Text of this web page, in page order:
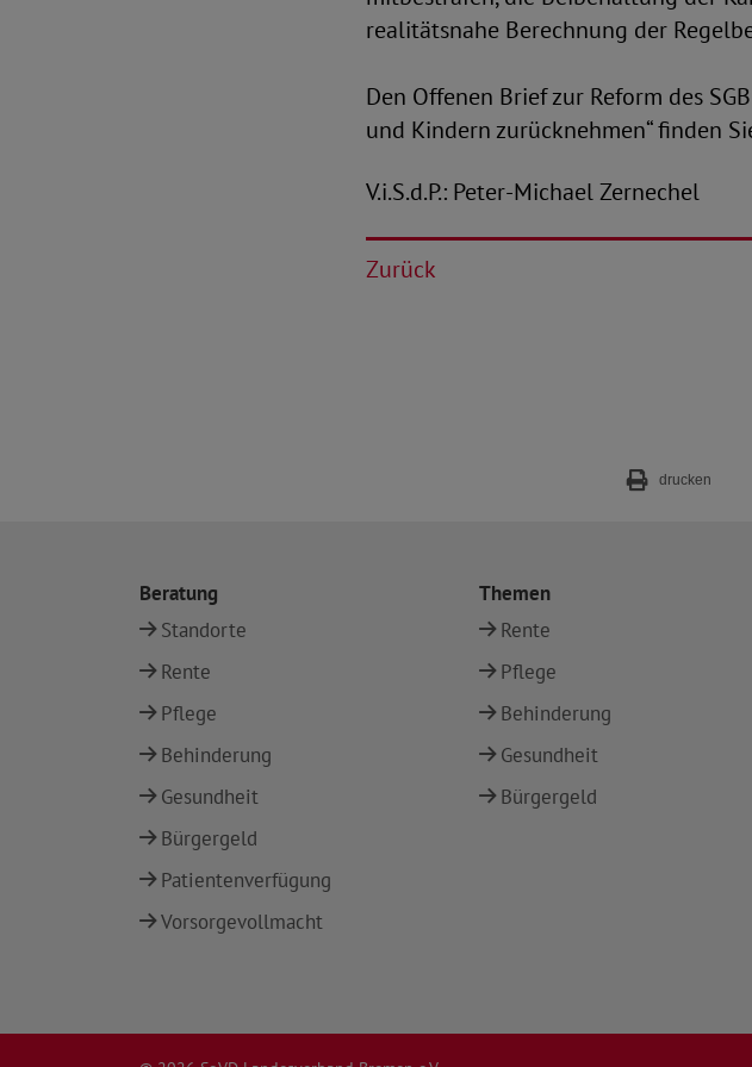
realitätsnahe Berechnung der
Den Offenen Brief zur Reform des
und Kindern zurücknehmen“ finden
V.i.S.d.P.: Peter-Michael Zernechel
Zurück
drucken
Beratung
Standorte
Rente
Pflege
Behinderung
Gesundheit
Bürgergeld
Patientenverfügung
Vorsorgevollmacht
Themen
Rente
Pflege
Behinderung
Gesundheit
Bürgergeld